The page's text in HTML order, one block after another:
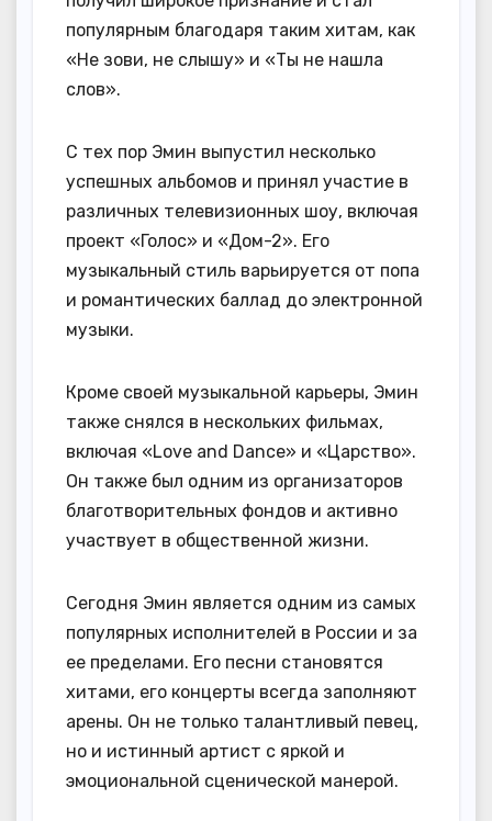
популярным благодаря таким хитам, как
«Не зови, не слышу» и «Ты не нашла
слов».
С тех пор Эмин выпустил несколько
успешных альбомов и принял участие в
различных телевизионных шоу, включая
проект «Голос» и «Дом-2». Его
музыкальный стиль варьируется от попа
и романтических баллад до электронной
музыки.
Кроме своей музыкальной карьеры, Эмин
также снялся в нескольких фильмах,
включая «Love and Dance» и «Царство».
Он также был одним из организаторов
благотворительных фондов и активно
участвует в общественной жизни.
Сегодня Эмин является одним из самых
популярных исполнителей в России и за
ее пределами. Его песни становятся
хитами, его концерты всегда заполняют
арены. Он не только талантливый певец,
но и истинный артист с яркой и
эмоциональной сценической манерой.